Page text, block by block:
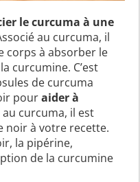
le curcuma à une
au curcuma, il
corps à absorber le
curcumine. C’est
de curcuma
pouraider à
au curcuma, il est
noir à votre recette.
la pipérine,
de la curcumine